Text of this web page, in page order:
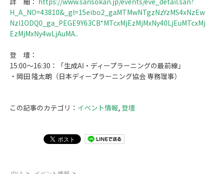
H_A_NO=43810&_gl=15eibo2 _gaMTMwNTgzNzYzMS4xNzEw
NzI1ODQ0 _ga_PEGE9Y63CB*MTcxMjEzMjMxNy40LjEuMTcxMj
EzMjMxNy4wLjAuMA..
登 壇：
15:00～16:30：「生成AI・ディープラーニングの最前線」
・岡田 隆太朗（日本ディープラーニング協会 専務理事）
この記事のカテゴリ： イベント情報, 登壇